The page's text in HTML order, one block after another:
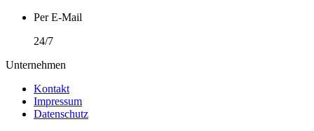
Per E-Mail
24/7
Unternehmen
Kontakt
Impressum
Datenschutz